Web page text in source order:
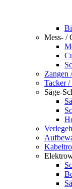
Mess- /
Zangen
Tacker
Säge-